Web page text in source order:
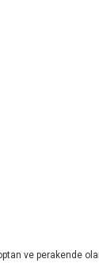
ve perakende